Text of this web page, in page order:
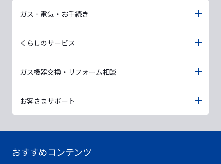
ガス・電気・お手続き
くらしのサービス
ガス機器交換・リフォーム相談
お客さまサポート
おすすめコンテンツ